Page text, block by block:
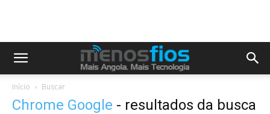
Início Buscar
Chrome Google - resultados da busca